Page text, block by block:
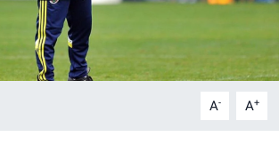
A- A+